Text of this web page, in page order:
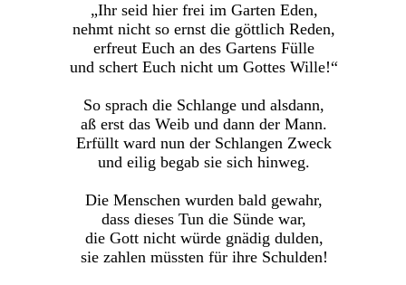
„Ihr seid hier frei im Garten Eden,
nehmt nicht so ernst die göttlich Reden,
erfreut Euch an des Gartens Fülle
und schert Euch nicht um Gottes Wille!“
So sprach die Schlange und alsdann,
aß erst das Weib und dann der Mann.
Erfüllt ward nun der Schlangen Zweck
und eilig begab sie sich hinweg.
Die Menschen wurden bald gewahr,
dass dieses Tun die Sünde war,
die Gott nicht würde gnädig dulden,
sie zahlen müssten für ihre Schulden!